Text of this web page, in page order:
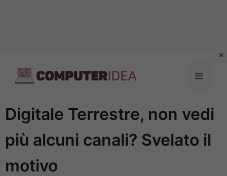
contenuto
Menu
Digitale Terrestre, non vedi
più alcuni canali? Svelato il
motivo